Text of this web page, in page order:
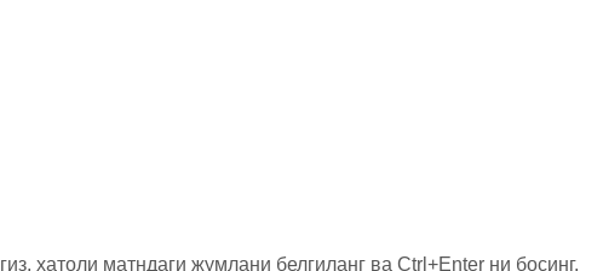
хатоли матндаги жумлани белгиланг ва Ctrl+Enter ни босинг.